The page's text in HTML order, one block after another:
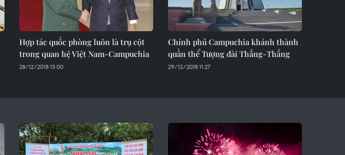
Hợp tác quốc phòng luôn là trụ cột
trong quan hệ Việt Nam-Campuchia
28/12/2018 13:00
Chính phủ Campuchia khánh thành
quần thể Tượng đài Thắng-Thắng
29/12/2018 11:27